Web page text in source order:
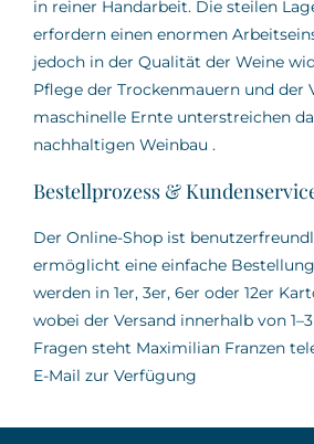
in reiner Handarbeit. Die steilen
erfordern einen enormen
jedoch in der Qualität der Weine
Pflege der Trockenmauern und der
maschinelle Ernte unterstreichen
nachhaltigen Weinbau .
Bestellprozess &
Der Online-Shop ist
ermöglicht eine einfache
werden in 1er, 3er, 6er oder 12er
wobei der Versand innerhalb von
Fragen steht Maximilian Franzen
E-Mail zur Verfügung